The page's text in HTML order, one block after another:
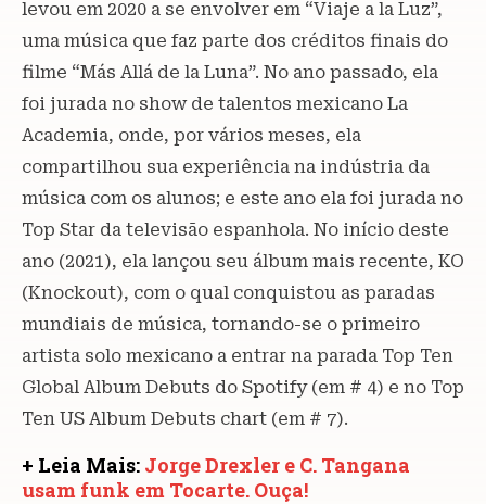
levou em 2020 a se envolver em “Viaje a la Luz”,
uma música que faz parte dos créditos finais do
filme “Más Allá de la Luna”. No ano passado, ela
foi jurada no show de talentos mexicano La
Academia, onde, por vários meses, ela
compartilhou sua experiência na indústria da
música com os alunos; e este ano ela foi jurada no
Top Star da televisão espanhola. No início deste
ano (2021), ela lançou seu álbum mais recente, KO
(Knockout), com o qual conquistou as paradas
mundiais de música, tornando-se o primeiro
artista solo mexicano a entrar na parada Top Ten
Global Album Debuts do Spotify (em # 4) e no Top
Ten US Album Debuts chart (em # 7).
+ Leia Mais: Jorge Drexler e C. Tangana
usam funk em Tocarte. Ouça!